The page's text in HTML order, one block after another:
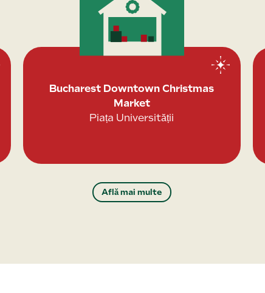
Bucharest Downtown Christmas
Market
Piața Universității
Află mai multe